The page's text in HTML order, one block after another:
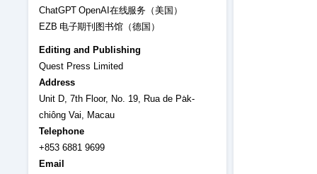
ChatGPT OpenAI在线服务（美国）
EZB 电子期刊图书馆（德国）
Editing and Publishing
Quest Press Limited
Address
Unit D, 7th Floor, No. 19, Rua de Pa̍k-
chiông Vai, Macau
Telephone
+853 6881 9699
Email